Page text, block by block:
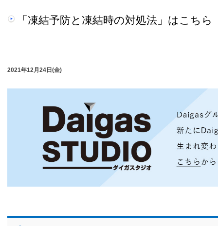
「凍結予防と凍結時の対処法」はこちら
2021年12月24日(金)